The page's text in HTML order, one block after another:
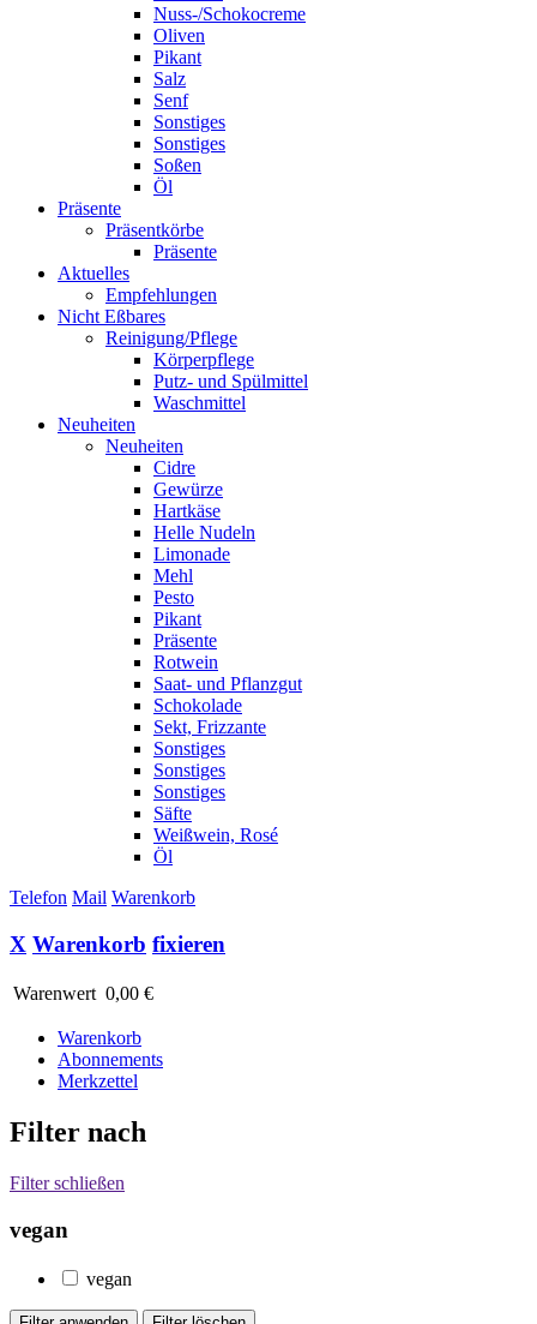
Nuss-/Schokocreme
Oliven
Pikant
Salz
Senf
Sonstiges
Sonstiges
Soßen
Öl
Präsente
Präsentkörbe
Präsente
Aktuelles
Empfehlungen
Nicht Eßbares
Reinigung/Pflege
Körperpflege
Putz- und Spülmittel
Waschmittel
Neuheiten
Neuheiten
Cidre
Gewürze
Hartkäse
Helle Nudeln
Limonade
Mehl
Pesto
Pikant
Präsente
Rotwein
Saat- und Pflanzgut
Schokolade
Sekt, Frizzante
Sonstiges
Sonstiges
Sonstiges
Säfte
Weißwein, Rosé
Öl
Telefon Mail Warenkorb
X Warenkorb fixieren
Warenwert 0,00 €
Warenkorb
Abonnements
Merkzettel
Filter nach
Filter schließen
vegan
vegan